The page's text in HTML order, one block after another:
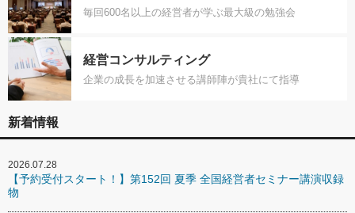
毎回600名以上の経営者が学ぶ最大級の勉強会
経営コンサルティング
企業の成長を加速させる講師陣が貴社にて指導
新着情報
2026.07.28
【予約受付スタート！】第152回 夏季 全国経営者セミナー講演収録
物